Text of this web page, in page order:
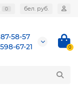
0 бел. руб.
58-57
67-21
0